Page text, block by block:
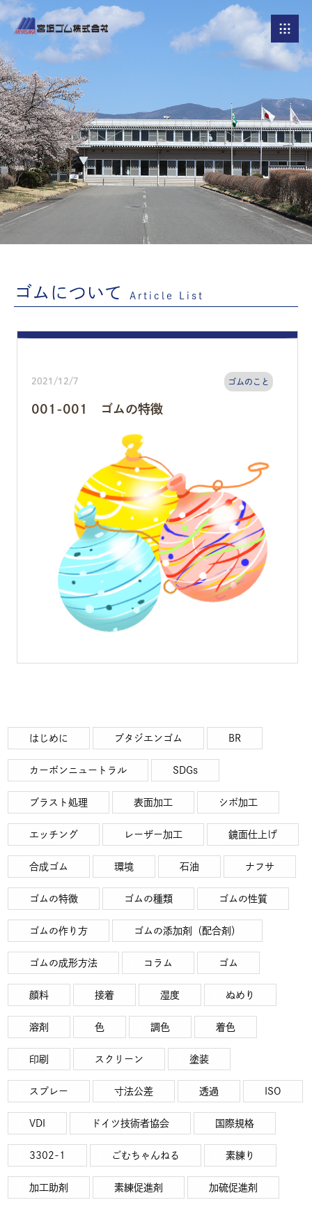
ゴムについて Article List
2021/12/7 ゴムのこと
001-001 ゴムの特徴
はじめに ブタジエンゴム BR
カーボンニュートラル SDGs
ブラスト処理 表面加工 シボ加工
エッチング レーザー加工 鏡面仕上げ
合成ゴム 環境 石油 ナフサ
ゴムの特徴 ゴムの種類 ゴムの性質
ゴムの作り方 ゴムの添加剤（配合剤）
ゴムの成形方法 コラム ゴム
顔料 接着 湿度 ぬめり
溶剤 色 調色 着色
印刷 スクリーン 塗装
スプレー 寸法公差 透過 ISO
VDI ドイツ技術者協会 国際規格
3302-1 ごむちゃんねる 素練り
加工助剤 素練促進剤 加硫促進剤